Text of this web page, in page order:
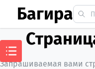
Багира
Запрашиваемая вами